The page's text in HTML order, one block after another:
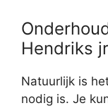
Hendriks
Natuurlijk is
nodig is. Je